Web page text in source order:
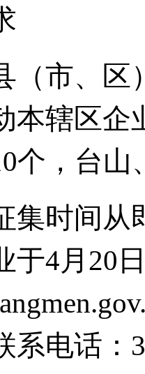
（市、
本辖区企
个，台
集时间
于4月20
系电话：